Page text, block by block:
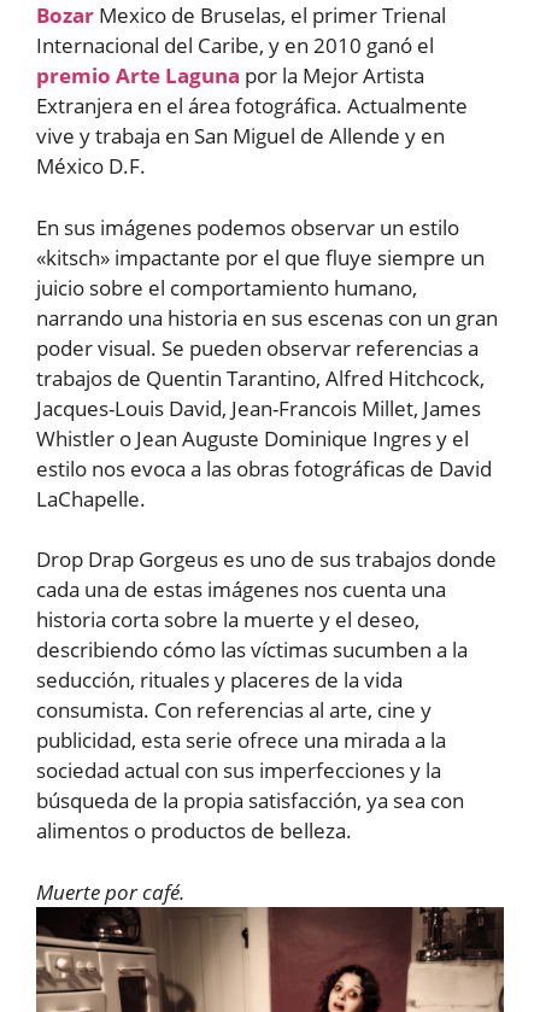
Bozar Mexico de Bruselas, el primer Trienal
Internacional del Caribe, y en 2010 ganó el
premio Arte Laguna por la Mejor Artista
Extranjera en el área fotográfica. Actualmente
vive y trabaja en San Miguel de Allende y en
México D.F.
En sus imágenes podemos observar un estilo
«kitsch» impactante por el que fluye siempre un
juicio sobre el comportamiento humano,
narrando una historia en sus escenas con un gran
poder visual. Se pueden observar referencias a
trabajos de Quentin Tarantino, Alfred Hitchcock,
Jacques-Louis David, Jean-Francois Millet, James
Whistler o Jean Auguste Dominique Ingres y el
estilo nos evoca a las obras fotográficas de David
LaChapelle.
Drop Drap Gorgeus es uno de sus trabajos donde
cada una de estas imágenes nos cuenta una
historia corta sobre la muerte y el deseo,
describiendo cómo las víctimas sucumben a la
seducción, rituales y placeres de la vida
consumista. Con referencias al arte, cine y
publicidad, esta serie ofrece una mirada a la
sociedad actual con sus imperfecciones y la
búsqueda de la propia satisfacción, ya sea con
alimentos o productos de belleza.
Muerte por café.